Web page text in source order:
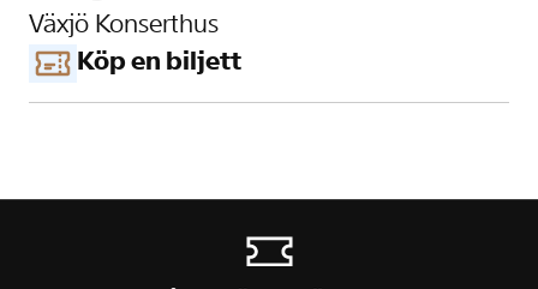
Växjö Konserthus
Köp en biljett